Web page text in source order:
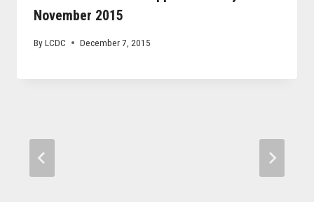
November 2015
ByLCDC December 7, 2015